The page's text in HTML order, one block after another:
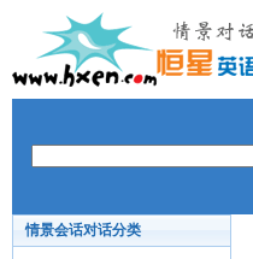
情景会话对话分类